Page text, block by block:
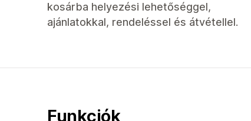
kosárba helyezési lehetőséggel,
ajánlatokkal, rendeléssel és átvétellel.
Funkciók